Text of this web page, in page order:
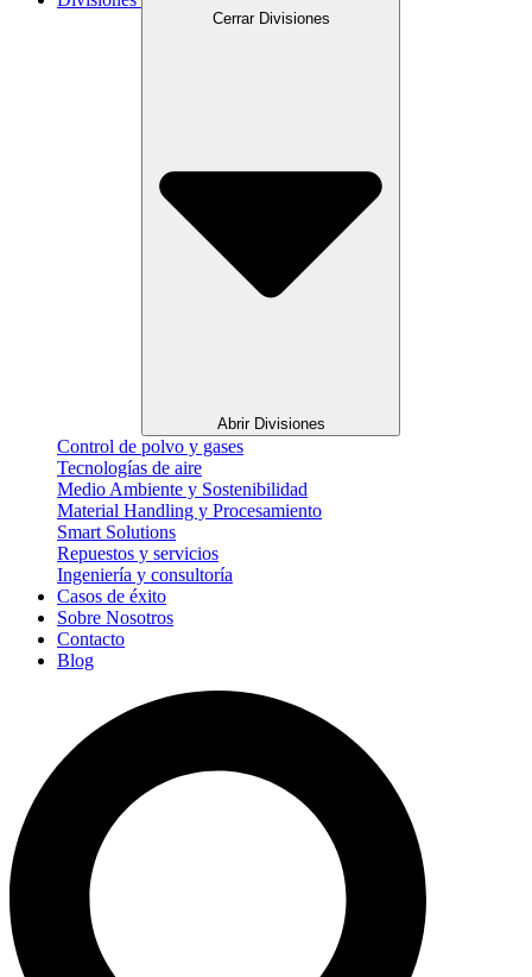
Cerrar Divisiones
Abrir Divisiones
Control de polvo y gases
Tecnologías de aire
Medio Ambiente y Sostenibilidad
Material Handling y Procesamiento
Smart Solutions
Repuestos y servicios
Ingeniería y consultoría
Casos de éxito
Sobre Nosotros
Contacto
Blog